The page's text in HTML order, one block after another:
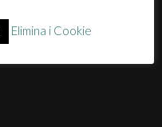
Elimina i Cookie